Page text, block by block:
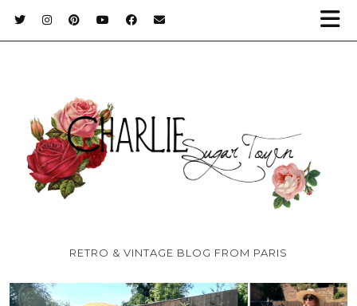
RETRO & VINTAGE BLOG FROM PARIS